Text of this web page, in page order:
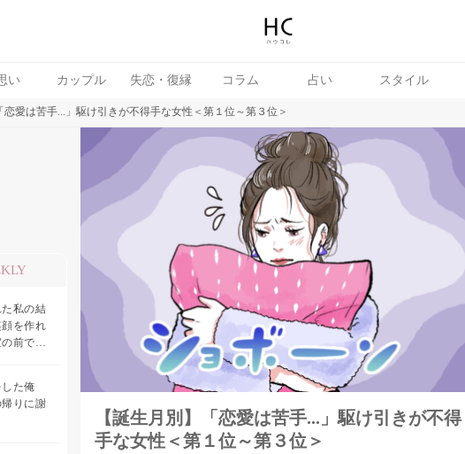
い カップル 失恋・復縁 コラム 占い スタイル
恋愛は苦手...」駆け引きが不得手な女性＜第１位～第３位＞
私の結
を作れ
前で彼
た俺
りに謝
【誕生月別】「恋愛は苦手...」駆け引きが不得
手な女性＜第１位～第３位＞